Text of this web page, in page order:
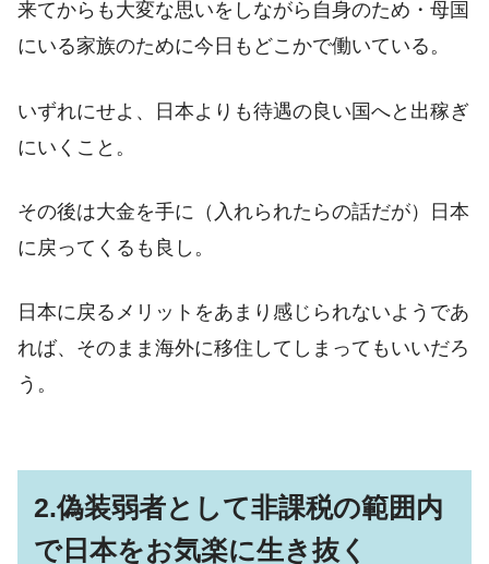
来てからも大変な思いをしながら自身のため・母国
にいる家族のために今日もどこかで働いている。
いずれにせよ、日本よりも待遇の良い国へと出稼ぎ
にいくこと。
その後は大金を手に（入れられたらの話だが）日本
に戻ってくるも良し。
日本に戻るメリットをあまり感じられないようであ
れば、そのまま海外に移住してしまってもいいだろ
う。
2.偽装弱者として非課税の範囲内
で日本をお気楽に生き抜く